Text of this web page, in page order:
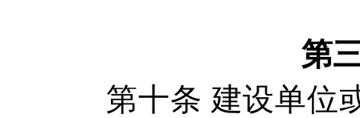
第
第十条 建设单位